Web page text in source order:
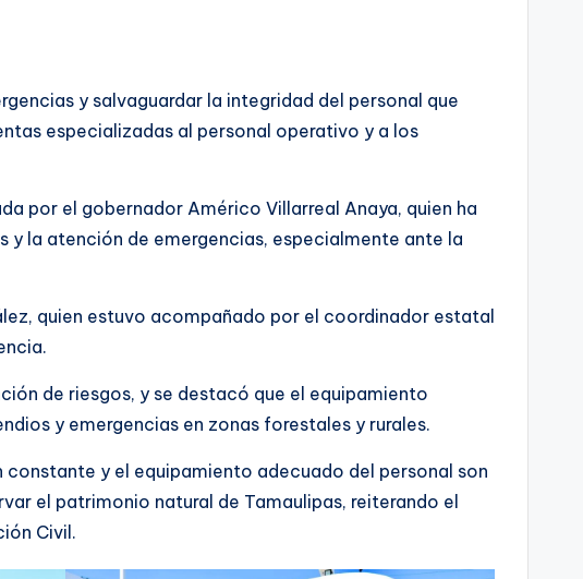
y salvaguardar la integridad del personal que
especializadas al personal operativo y a los
por el gobernador Américo Villarreal Anaya, quien ha
la atención de emergencias, especialmente ante la
quien estuvo acompañado por el coordinador estatal
de riesgos, y se destacó que el equipamiento
y emergencias en zonas forestales y rurales.
y el equipamiento adecuado del personal son
el patrimonio natural de Tamaulipas, reiterando el
Civil.